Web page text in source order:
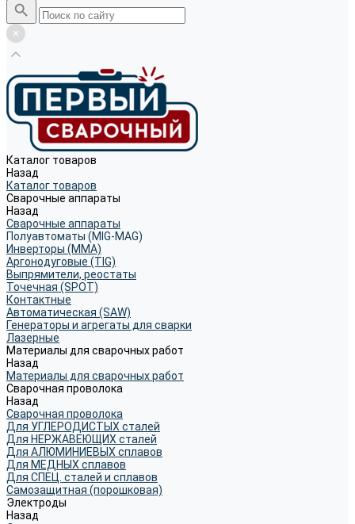
Каталог товаров
Назад
Каталог товаров
Сварочные аппараты
Назад
Сварочные аппараты
Полуавтоматы (MIG-MAG)
Инверторы (MMA)
Аргонодуговые (TIG)
Выпрямители, реостаты
Точечная (SPOT)
Контактные
Автоматическая (SAW)
Генераторы и агрегаты для сварки
Лазерные
Материалы для сварочных работ
Назад
Материалы для сварочных работ
Сварочная проволока
Назад
Сварочная проволока
Для УГЛЕРОДИСТЫХ сталей
Для НЕРЖАВЕЮЩИХ сталей
Для АЛЮМИНИЕВЫХ сплавов
Для МЕДНЫХ сплавов
Для СПЕЦ. сталей и сплавов
Самозащитная (порошковая)
Электроды
Назад